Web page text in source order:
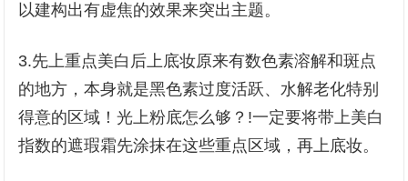
以建构出有虚焦的效果来突出主题。
3.先上重点美白后上底妆原来有数色素溶解和斑点
的地方，本身就是黑色素过度活跃、水解老化特别
得意的区域！光上粉底怎么够？!一定要将带上美白
指数的遮瑕霜先涂抹在这些重点区域，再上底妆。